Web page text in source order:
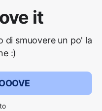
it
di smuovere un po' la
:)